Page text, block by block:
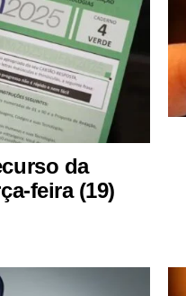
da
feira (19)